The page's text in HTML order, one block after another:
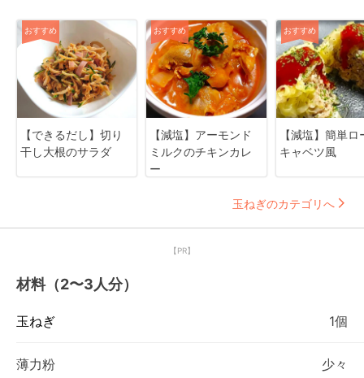
おすすめ
【できるだし】切り
干し大根のサラダ
おすすめ
【減塩】アーモンド
ミルクのチキンカレ
ー
おすすめ
【減塩】簡単ロ
キャベツ風
玉ねぎのカテゴリへ
【PR】
材料（2〜3人分）
玉ねぎ 1個
薄力粉 少々